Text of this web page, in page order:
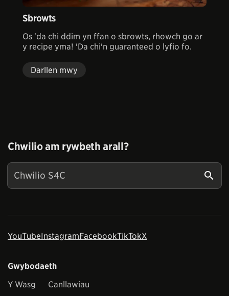
Sbrowts
Os 'da chi ddim yn ffan o sbrowts, rhowch go ar
y recipe yma! 'Da chi'n guaranteed o lyfio fo.
Darllen mwy
Chwilio am rywbeth arall?
YouTubeInstagramFacebookTikTokX
Gwybodaeth
Y Wasg
Canllawiau